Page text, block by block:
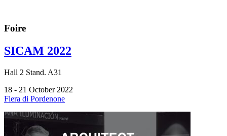
Foire
SICAM 2022
Hall 2 Stand. A31
18 - 21 October 2022
Fiera di Pordenone